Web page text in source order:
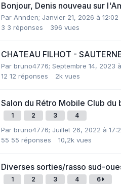
Bonjour, Denis nouveau sur
Par Annden; Janvier 21, 2026 à 12:02
3 3 réponses 396 vues
CHATEAU FILHOT -
Par bruno4776; Septembre 14, 2023
12 12 réponses 2k vues
Salon du Rétro Mobile Club du
1 2 3 4
Par bruno4776; Juillet 26, 2022 à
55 55 réponses 10,2k vues
Diverses sorties/rasso sud-
1 2 3 4 6